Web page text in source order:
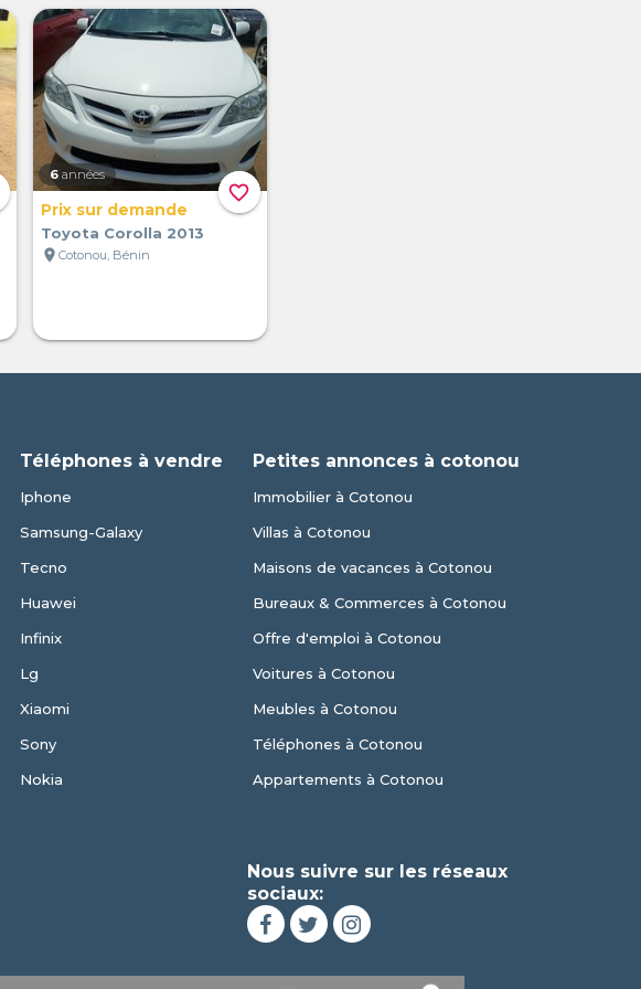
favorite_border
6 années
Prix sur demande
Toyota Corolla 2013
location_on Cotonou, Bénin
Téléphones à vendre
Iphone
Samsung-Galaxy
Tecno
Huawei
Infinix
Lg
Xiaomi
Sony
Nokia
Petites annonces à cotonou
Immobilier à Cotonou
Villas à Cotonou
Maisons de vacances à Cotonou
Bureaux & Commerces à Cotonou
Offre d'emploi à Cotonou
Voitures à Cotonou
Meubles à Cotonou
Téléphones à Cotonou
Appartements à Cotonou
Nous suivre sur les réseaux
sociaux: